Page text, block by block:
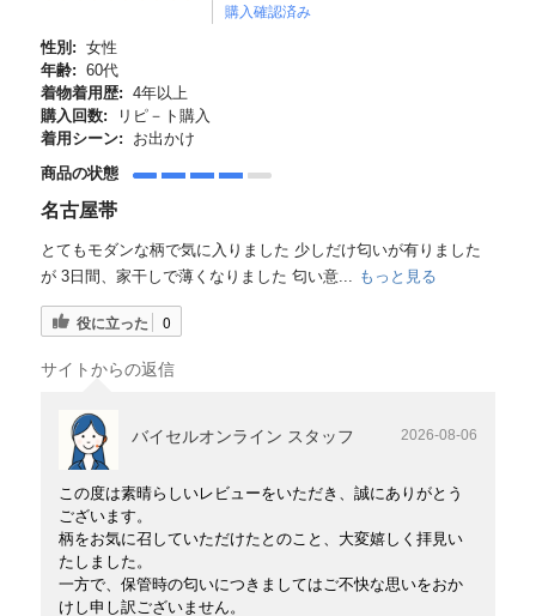
購入確認済み
性別: 女性
年齢: 60代
着物着用歴: 4年以上
購入回数:
リピ－ト購入
着用シーン:
お出かけ
商品の状態
名古屋帯
とてもモダンな柄で気に入りました 少しだけ匂いが有りました
が 3日間、家干しで薄くなりました 匂い意... もっと見る
役に立った 0
サイトからの返信
バイセルオンライン スタッフ 2026-08-06
この度は素晴らしいレビューをいただき、誠にありがとう
ございます。
柄をお気に召していただけたとのこと、大変嬉しく拝見い
たしました。
一方で、保管時の匂いにつきましてはご不快な思いをおか
けし申し訳ございません。